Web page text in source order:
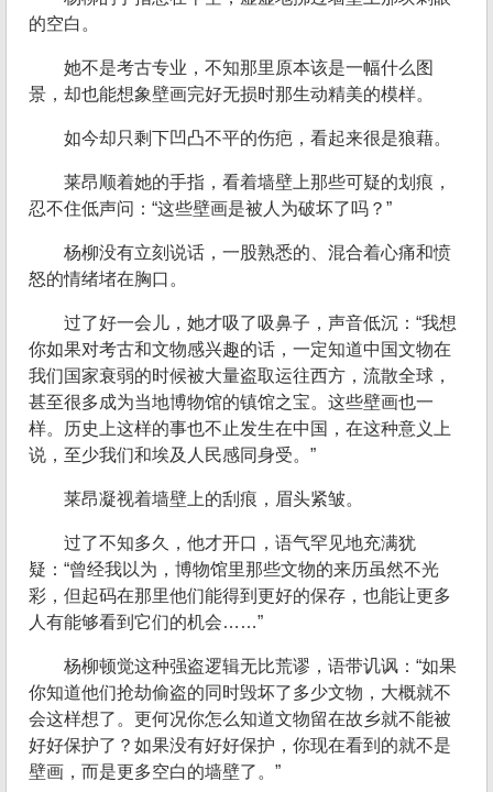
的空白。
她不是考古专业，不知那里原本该是一幅什么图
景，却也能想象壁画完好无损时那生动精美的模样。
如今却只剩下凹凸不平的伤疤，看起来很是狼藉。
莱昂顺着她的手指，看着墙壁上那些可疑的划痕，
忍不住低声问：“这些壁画是被人为破坏了吗？”
杨柳没有立刻说话，一股熟悉的、混合着心痛和愤
怒的情绪堵在胸口。
过了好一会儿，她才吸了吸鼻子，声音低沉：“我想
你如果对考古和文物感兴趣的话，一定知道中国文物在
我们国家衰弱的时候被大量盗取运往西方，流散全球，
甚至很多成为当地博物馆的镇馆之宝。这些壁画也一
样。历史上这样的事也不止发生在中国，在这种意义上
说，至少我们和埃及人民感同身受。”
莱昂凝视着墙壁上的刮痕，眉头紧皱。
过了不知多久，他才开口，语气罕见地充满犹
疑：“曾经我以为，博物馆里那些文物的来历虽然不光
彩，但起码在那里他们能得到更好的保存，也能让更多
人有能够看到它们的机会……”
杨柳顿觉这种强盗逻辑无比荒谬，语带讥讽：“如果
你知道他们抢劫偷盗的同时毁坏了多少文物，大概就不
会这样想了。更何况你怎么知道文物留在故乡就不能被
好好保护了？如果没有好好保护，你现在看到的就不是
壁画，而是更多空白的墙壁了。”